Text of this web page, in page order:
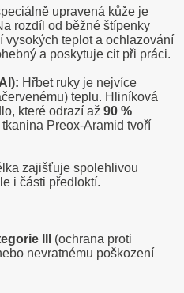
upravená kůže je
rozdíl od běžné štípenky
vysokých teplot a ochlazování
a poskytuje cit při práci.
Hřbet ruky je nejvíce
teplu. Hliníková
které odrazí až90 %
tkanina Preox-Aramid tvoří
zajišťuje spolehlivou
i části předloktí.
III
(ochrana proti
nevratnému poškození